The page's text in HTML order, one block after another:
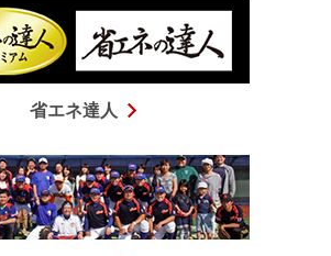
省エネ達人